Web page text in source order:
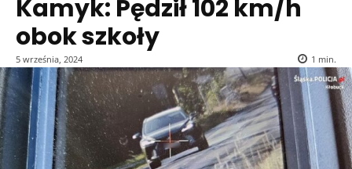
Kamyk: Pędził 102 km/h
obok szkoły
5 września, 2024 1 min.